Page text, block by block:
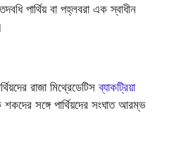
পার্থিয় বা পহ্লবরা এক স্বাধীন
রাজা মিথ্রেডেটিসব্যাকট্রিয়া
সঙ্গে পার্থিয়দের সংঘাত আরম্ভ